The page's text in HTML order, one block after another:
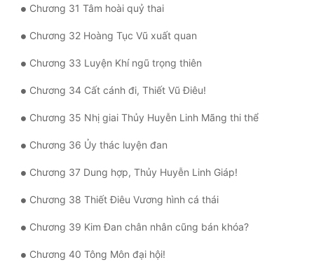
Chương 31 Tâm hoài quỷ thai
Chương 32 Hoàng Tục Vũ xuất quan
Chương 33 Luyện Khí ngũ trọng thiên
Chương 34 Cất cánh đi, Thiết Vũ Điêu!
Chương 35 Nhị giai Thủy Huyễn Linh Mãng thi thể
Chương 36 Ủy thác luyện đan
Chương 37 Dung hợp, Thủy Huyễn Linh Giáp!
Chương 38 Thiết Điêu Vương hình cá thái
Chương 39 Kim Đan chân nhân cũng bán khóa?
Chương 40 Tông Môn đại hội!